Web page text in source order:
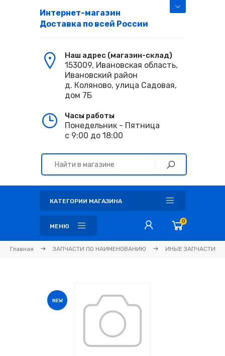
Интернет-магазин
Доставка по всей России
Наш адрес (магазин-склад)
153009, Ивановская область,
Ивановский район
д. Коляново, улица Садовая,
дом 7Б
Часы работы
Понедельник - Пятница
с 9:00 до 18:00
КАТЕГОРИИ МАГАЗИНА
МЕНЮ
0
Главная ЗАПЧАСТИ ПО НАИМЕНОВАНИЮ ИНЫЕ ЗАПЧАСТИ
NEW